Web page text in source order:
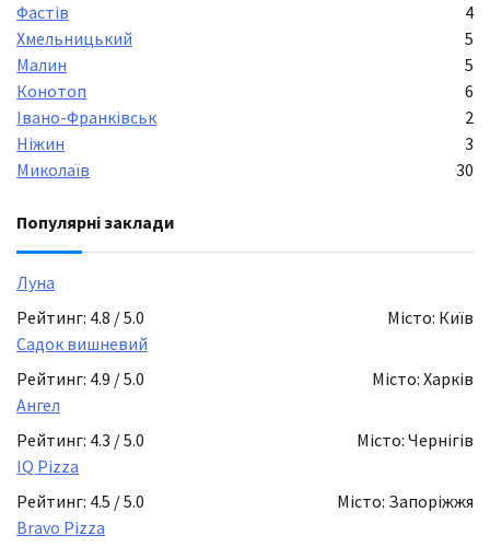
Фастів
4
Хмельницький
5
Малин
5
Конотоп
6
Івано-Франківськ
2
Ніжин
3
Миколаїв
30
Популярні заклади
Луна
Рейтинг: 4.8 / 5.0
Місто: Київ
Садок вишневий
Рейтинг: 4.9 / 5.0
Місто: Харків
Ангел
Рейтинг: 4.3 / 5.0
Місто: Чернігів
IQ Pizza
Рейтинг: 4.5 / 5.0
Місто: Запоріжжя
Bravo Pizza